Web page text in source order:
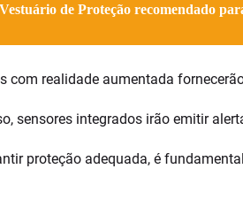
Vestuário de Proteção recomendado
com realidade aumentada
sensores integrados irão emitir
proteção adequada, é